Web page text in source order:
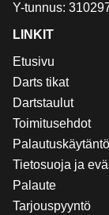
Y-tunnus:
LINKIT
Etusivu
Darts tikat
Dartstaulut
Toimitusehdot
Palautuskäytäntö
Tietosuoja ja
Palaute
Tarjouspyyntö